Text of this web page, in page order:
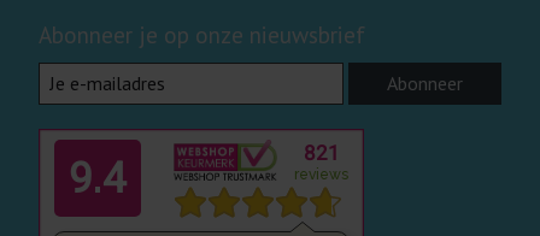
Abonneer je op onze nieuwsbrief
Abonneer